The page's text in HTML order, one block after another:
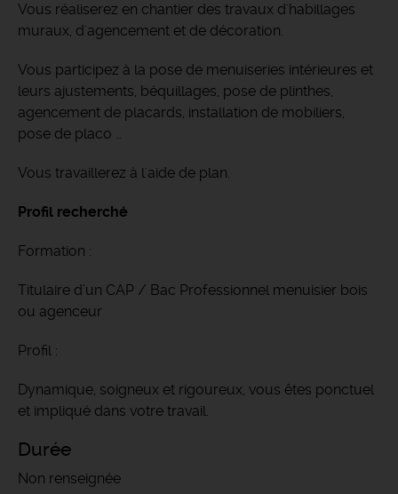
Vous réaliserez en chantier des travaux d'habillages
muraux, d'agencement et de décoration.
Vous participez à la pose de menuiseries intérieures et
leurs ajustements, béquillages, pose de plinthes,
agencement de placards, installation de mobiliers,
pose de placo …
Vous travaillerez à l'aide de plan.
Profil recherché
Formation :
Titulaire d’un CAP / Bac Professionnel menuisier bois
ou agenceur
Profil :
Dynamique, soigneux et rigoureux, vous êtes ponctuel
et impliqué dans votre travail.
Durée
Non renseignée